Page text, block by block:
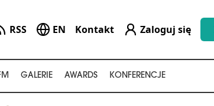
RSS EN Kontakt Zaloguj się
GALERIE AWARDS KONFERENCJE